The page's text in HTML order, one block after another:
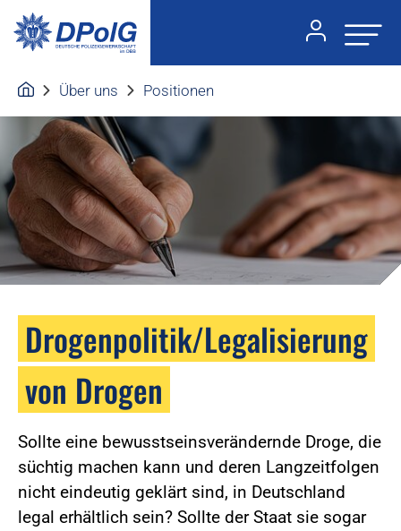
Über uns Positionen
Drogenpolitik/Legalisierung
von Drogen
Sollte eine bewusstseinsverändernde Droge, die
süchtig machen kann und deren Langzeitfolgen
nicht eindeutig geklärt sind, in Deutschland
legal erhältlich sein? Sollte der Staat sie sogar